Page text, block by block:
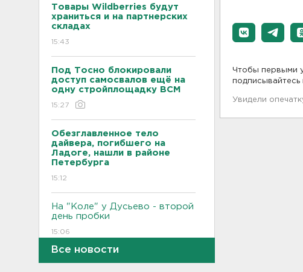
Товары Wildberries будут
храниться и на партнерских
складах
15:43
Под Тосно блокировали
доступ самосвалов ещё на
одну стройплощадку ВСМ
15:27
Обезглавленное тело
дайвера, погибшего на
Ладоге, нашли в районе
Петербурга
15:12
На "Коле" у Дусьево - второй
день пробки
15:06
Все новости
Чтобы первыми
подписывайтесь
Увидели